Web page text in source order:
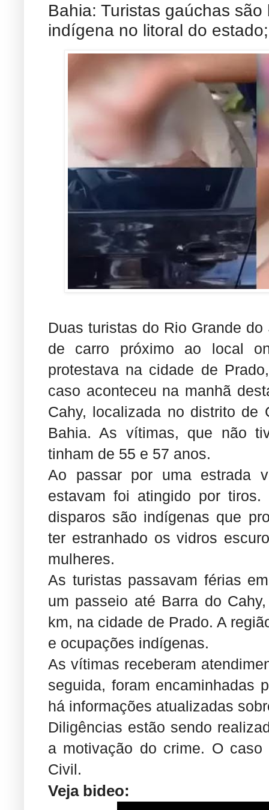
Bahia: Turistas gaúchas
indígena no litoral do
Duas turistas do Rio Grande
de carro próximo ao local
protestava na cidade de
caso aconteceu na manhã
Cahy, localizada no distrito de
Bahia. As vítimas, que não
tinham de 55 e 57 anos.
Ao passar por uma estrada
estavam foi atingido por
disparos são indígenas que
ter estranhado os vidros
mulheres.
As turistas passavam férias
um passeio até Barra do
km, na cidade de Prado. A
e ocupações indígenas.
As vítimas receberam
seguida, foram encaminhadas
há informações atualizadas
Diligências estão sendo
a motivação do crime. O
Civil.
Veja bideo: